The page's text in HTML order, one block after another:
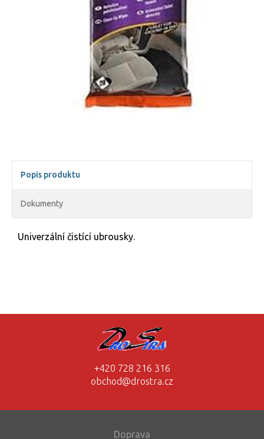
Popis produktu
Dokumenty
Univerzální čistící ubrousky.
+420 728 216 316
obchod@drostra.cz
Doprava